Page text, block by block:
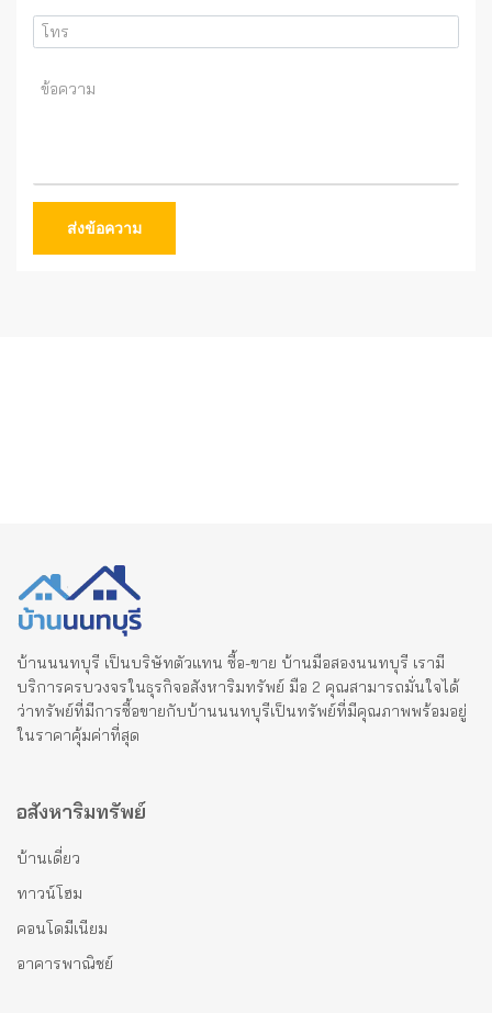
ส่งข้อความ
บ้านนนทบุรี เป็นบริษัทตัวแทน ซื้อ-ขาย บ้านมือสองนนทบุรี เรามี
บริการครบวงจรในธุรกิจอสังหาริมทรัพย์ มือ 2 คุณสามารถมั่นใจได้
ว่าทรัพย์ที่มีการซื้อขายกับบ้านนนทบุรีเป็นทรัพย์ที่มีคุณภาพพร้อมอยู่
ในราคาคุ้มค่าที่สุด
อสังหาริมทรัพย์
บ้านเดี่ยว
ทาวน์โฮม
คอนโดมีเนียม
อาคารพาณิชย์